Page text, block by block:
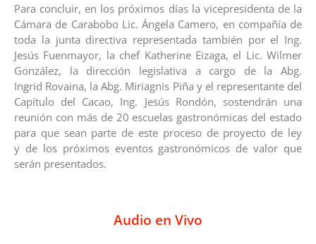
Para concluir, en los próximos días la vicepresidenta de la
Cámara de Carabobo Lic. Ángela Camero, en compañía de
toda la junta directiva representada también por el Ing.
Jesús Fuenmayor, la chef Katherine Eizaga, el Lic. Wilmer
González, la dirección legislativa a cargo de la Abg.
Ingrid Rovaina, la Abg. Miriagnis Piña y el representante del
Capítulo del Cacao, Ing. Jesús Rondón, sostendrán una
reunión con más de 20 escuelas gastronómicas del estado
para que sean parte de este proceso de proyecto de ley
y de los próximos eventos gastronómicos de valor que
serán presentados.
Audio en Vivo